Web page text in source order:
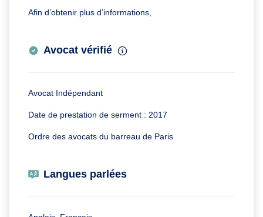
Afin d’obtenir plus d’informations,
Avocat vérifié
Avocat Indépendant
Date de prestation de serment : 2017
Ordre des avocats du barreau de Paris
Langues parlées